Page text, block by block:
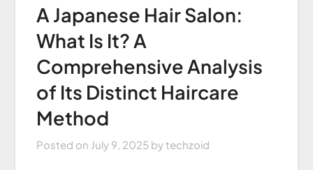
A Japanese Hair Salon:
What Is It? A
Comprehensive Analysis
of Its Distinct Haircare
Method
Posted on July 9, 2025 bytechzoid